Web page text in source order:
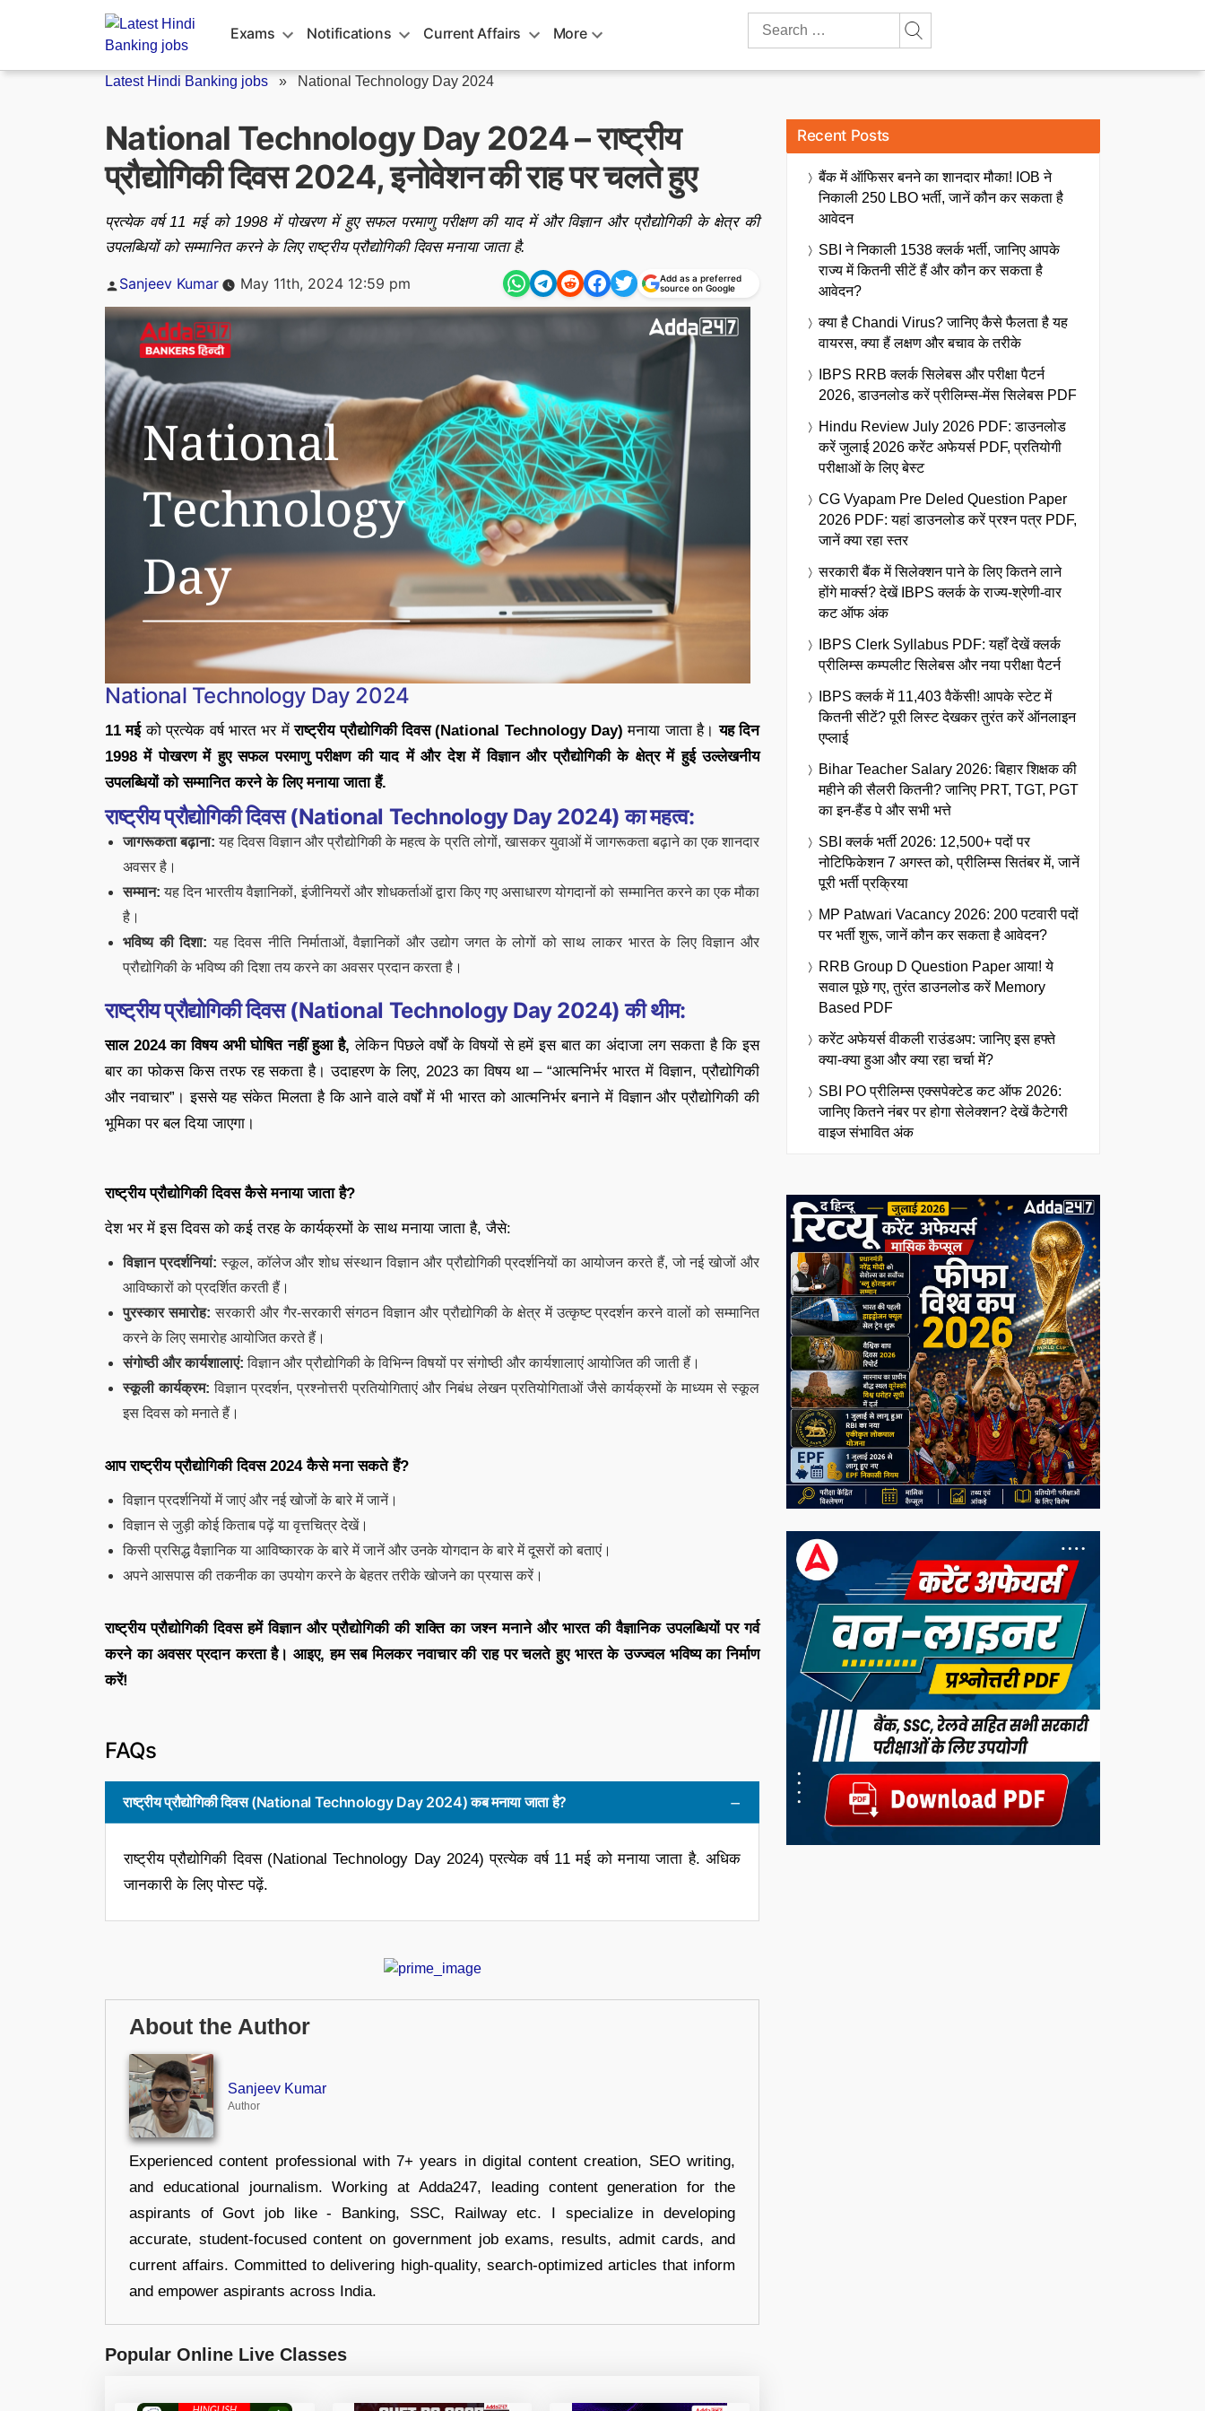
Exams Notifications Current Affairs More
Search
Latest Hindi Banking jobs » National Technology Day 2024
National Technology Day 2024 – राष्ट्रीय
प्रौद्योगिकी दिवस 2024, इनोवेशन की राह पर चलते हुए
प्रत्येक वर्ष 11 मई को 1998 में पोखरण में हुए सफल परमाणु परीक्षण की याद में और विज्ञान और प्रौद्योगिकी के क्षेत्र की
उपलब्धियों को सम्मानित करने के लिए राष्ट्रीय प्रौद्योगिकी दिवस मनाया जाता है.
Posted
Sanjeev Kumar May 11th, 2024 12:59 pm
Add as a preferred
source on Google
National Technology Day 2024
11 मईको प्रत्येक वर्ष भारत भर मेंराष्ट्रीय प्रौद्योगिकी दिवस (National Technology Day) मनाया जाता है।यह दिन
1998 में पोखरण में हुए सफल परमाणु परीक्षण की याद में और देश में विज्ञान और प्रौद्योगिकी के क्षेत्र में हुई उल्लेखनीय
उपलब्धियों को सम्मानित करने के लिए मनाया जाता हैं.
राष्ट्रीय प्रौद्योगिकी दिवस (National Technology Day 2024) का महत्व:
जागरूकता बढ़ाना: यह दिवस विज्ञान और प्रौद्योगिकी के महत्व के प्रति लोगों, खासकर युवाओं में जागरूकता बढ़ाने का एक शानदार
अवसर है।
सम्मान: यह दिन भारतीय वैज्ञानिकों, इंजीनियरों और शोधकर्ताओं द्वारा किए गए असाधारण योगदानों को सम्मानित करने का एक मौका
है।
भविष्य की दिशा: यह दिवस नीति निर्माताओं, वैज्ञानिकों और उद्योग जगत के लोगों को साथ लाकर भारत के लिए विज्ञान और
प्रौद्योगिकी के भविष्य की दिशा तय करने का अवसर प्रदान करता है।
राष्ट्रीय प्रौद्योगिकी दिवस (National Technology Day 2024) की थीम:
साल 2024 का विषय अभी घोषित नहीं हुआ है, लेकिन पिछले वर्षों के विषयों से हमें इस बात का अंदाजा लग सकता है कि इस
बार का फोकस किस तरफ रह सकता है। उदाहरण के लिए, 2023 का विषय था – “आत्मनिर्भर भारत में विज्ञान, प्रौद्योगिकी
और नवाचार”। इससे यह संकेत मिलता है कि आने वाले वर्षों में भी भारत को आत्मनिर्भर बनाने में विज्ञान और प्रौद्योगिकी की
भूमिका पर बल दिया जाएगा।
राष्ट्रीय प्रौद्योगिकी दिवस कैसे मनाया जाता है?
देश भर में इस दिवस को कई तरह के कार्यक्रमों के साथ मनाया जाता है, जैसे:
विज्ञान प्रदर्शनियां: स्कूल, कॉलेज और शोध संस्थान विज्ञान और प्रौद्योगिकी प्रदर्शनियों का आयोजन करते हैं, जो नई खोजों और
आविष्कारों को प्रदर्शित करती हैं।
पुरस्कार समारोह: सरकारी और गैर-सरकारी संगठन विज्ञान और प्रौद्योगिकी के क्षेत्र में उत्कृष्ट प्रदर्शन करने वालों को सम्मानित
करने के लिए समारोह आयोजित करते हैं।
संगोष्ठी और कार्यशालाएं: विज्ञान और प्रौद्योगिकी के विभिन्न विषयों पर संगोष्ठी और कार्यशालाएं आयोजित की जाती हैं।
स्कूली कार्यक्रम: विज्ञान प्रदर्शन, प्रश्नोत्तरी प्रतियोगिताएं और निबंध लेखन प्रतियोगिताओं जैसे कार्यक्रमों के माध्यम से स्कूल
इस दिवस को मनाते हैं।
आप राष्ट्रीय प्रौद्योगिकी दिवस 2024 कैसे मना सकते हैं?
विज्ञान प्रदर्शनियों में जाएं और नई खोजों के बारे में जानें।
विज्ञान से जुड़ी कोई किताब पढ़ें या वृत्तचित्र देखें।
किसी प्रसिद्ध वैज्ञानिक या आविष्कारक के बारे में जानें और उनके योगदान के बारे में दूसरों को बताएं।
अपने आसपास की तकनीक का उपयोग करने के बेहतर तरीके खोजने का प्रयास करें।
राष्ट्रीय प्रौद्योगिकी दिवस हमें विज्ञान और प्रौद्योगिकी की शक्ति का जश्न मनाने और भारत की वैज्ञानिक उपलब्धियों पर गर्व
करने का अवसर प्रदान करता है। आइए, हम सब मिलकर नवाचार की राह पर चलते हुए भारत के उज्ज्वल भविष्य का निर्माण
करें!
FAQs
राष्ट्रीय प्रौद्योगिकी दिवस (National Technology Day 2024) कब मनाया जाता है?
राष्ट्रीय प्रौद्योगिकी दिवस (National Technology Day 2024) प्रत्येक वर्ष 11 मई को मनाया जाता है. अधिक
जानकारी के लिए पोस्ट पढ़ें.
About the Author
Sanjeev Kumar
Author
Experienced content professional with 7+ years in digital content creation, SEO writing,
and educational journalism. Working at Adda247, leading content generation for the
aspirants of Govt job like - Banking, SSC, Railway etc. I specialize in developing
accurate, student-focused content on government job exams, results, admit cards, and
current affairs. Committed to delivering high-quality, search-optimized articles that inform
and empower aspirants across India.
Popular Online Live Classes
Recent Posts
बैंक में ऑफिसर बनने का शानदार मौका! IOB ने
निकाली 250 LBO भर्ती, जानें कौन कर सकता है
आवेदन
SBI ने निकाली 1538 क्लर्क भर्ती, जानिए आपके
राज्य में कितनी सीटें हैं और कौन कर सकता है
आवेदन?
क्या है Chandi Virus? जानिए कैसे फैलता है यह
वायरस, क्या हैं लक्षण और बचाव के तरीके
IBPS RRB क्लर्क सिलेबस और परीक्षा पैटर्न
2026, डाउनलोड करें प्रीलिम्स-मेंस सिलेबस PDF
Hindu Review July 2026 PDF: डाउनलोड
करें जुलाई 2026 करेंट अफेयर्स PDF, प्रतियोगी
परीक्षाओं के लिए बेस्ट
CG Vyapam Pre Deled Question Paper
2026 PDF: यहां डाउनलोड करें प्रश्न पत्र PDF,
जानें क्या रहा स्तर
सरकारी बैंक में सिलेक्शन पाने के लिए कितने लाने
होंगे मार्क्स? देखें IBPS क्लर्क के राज्य-श्रेणी-वार
कट ऑफ अंक
IBPS Clerk Syllabus PDF: यहाँ देखें क्लर्क
प्रीलिम्स कम्पलीट सिलेबस और नया परीक्षा पैटर्न
IBPS क्लर्क में 11,403 वैकेंसी! आपके स्टेट में
कितनी सीटें? पूरी लिस्ट देखकर तुरंत करें ऑनलाइन
एप्लाई
Bihar Teacher Salary 2026: बिहार शिक्षक की
महीने की सैलरी कितनी? जानिए PRT, TGT, PGT
का इन-हैंड पे और सभी भत्ते
SBI क्लर्क भर्ती 2026: 12,500+ पदों पर
नोटिफिकेशन 7 अगस्त को, प्रीलिम्स सितंबर में, जानें
पूरी भर्ती प्रक्रिया
MP Patwari Vacancy 2026: 200 पटवारी पदों
पर भर्ती शुरू, जानें कौन कर सकता है आवेदन?
RRB Group D Question Paper आया! ये
सवाल पूछे गए, तुरंत डाउनलोड करें Memory
Based PDF
करेंट अफेयर्स वीकली राउंडअप: जानिए इस हफ्ते
क्या-क्या हुआ और क्या रहा चर्चा में?
SBI PO प्रीलिम्स एक्सपेक्टेड कट ऑफ 2026:
जानिए कितने नंबर पर होगा सेलेक्शन? देखें कैटेगरी
वाइज संभावित अंक